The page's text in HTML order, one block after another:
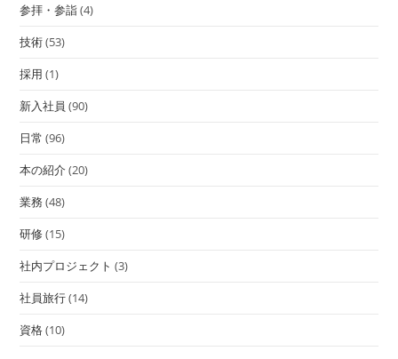
参拝・参詣(4)
技術(53)
採用 (1)
新入社員 (90)
日常 (96)
本の紹介(20)
業務(48)
研修(15)
社内プロジェクト (3)
社員旅行(14)
資格(10)